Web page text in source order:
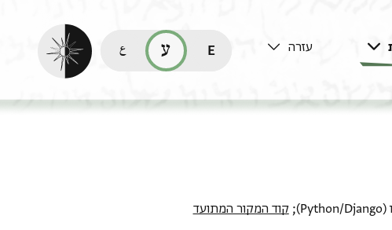
עזרה
read this page in English (en)
קריאת העמוד ב-עברית (he)
قراءة هذه الصفحة في العربيّة (ar)
הפעלת מצב כהה
קוד המקור המתועד